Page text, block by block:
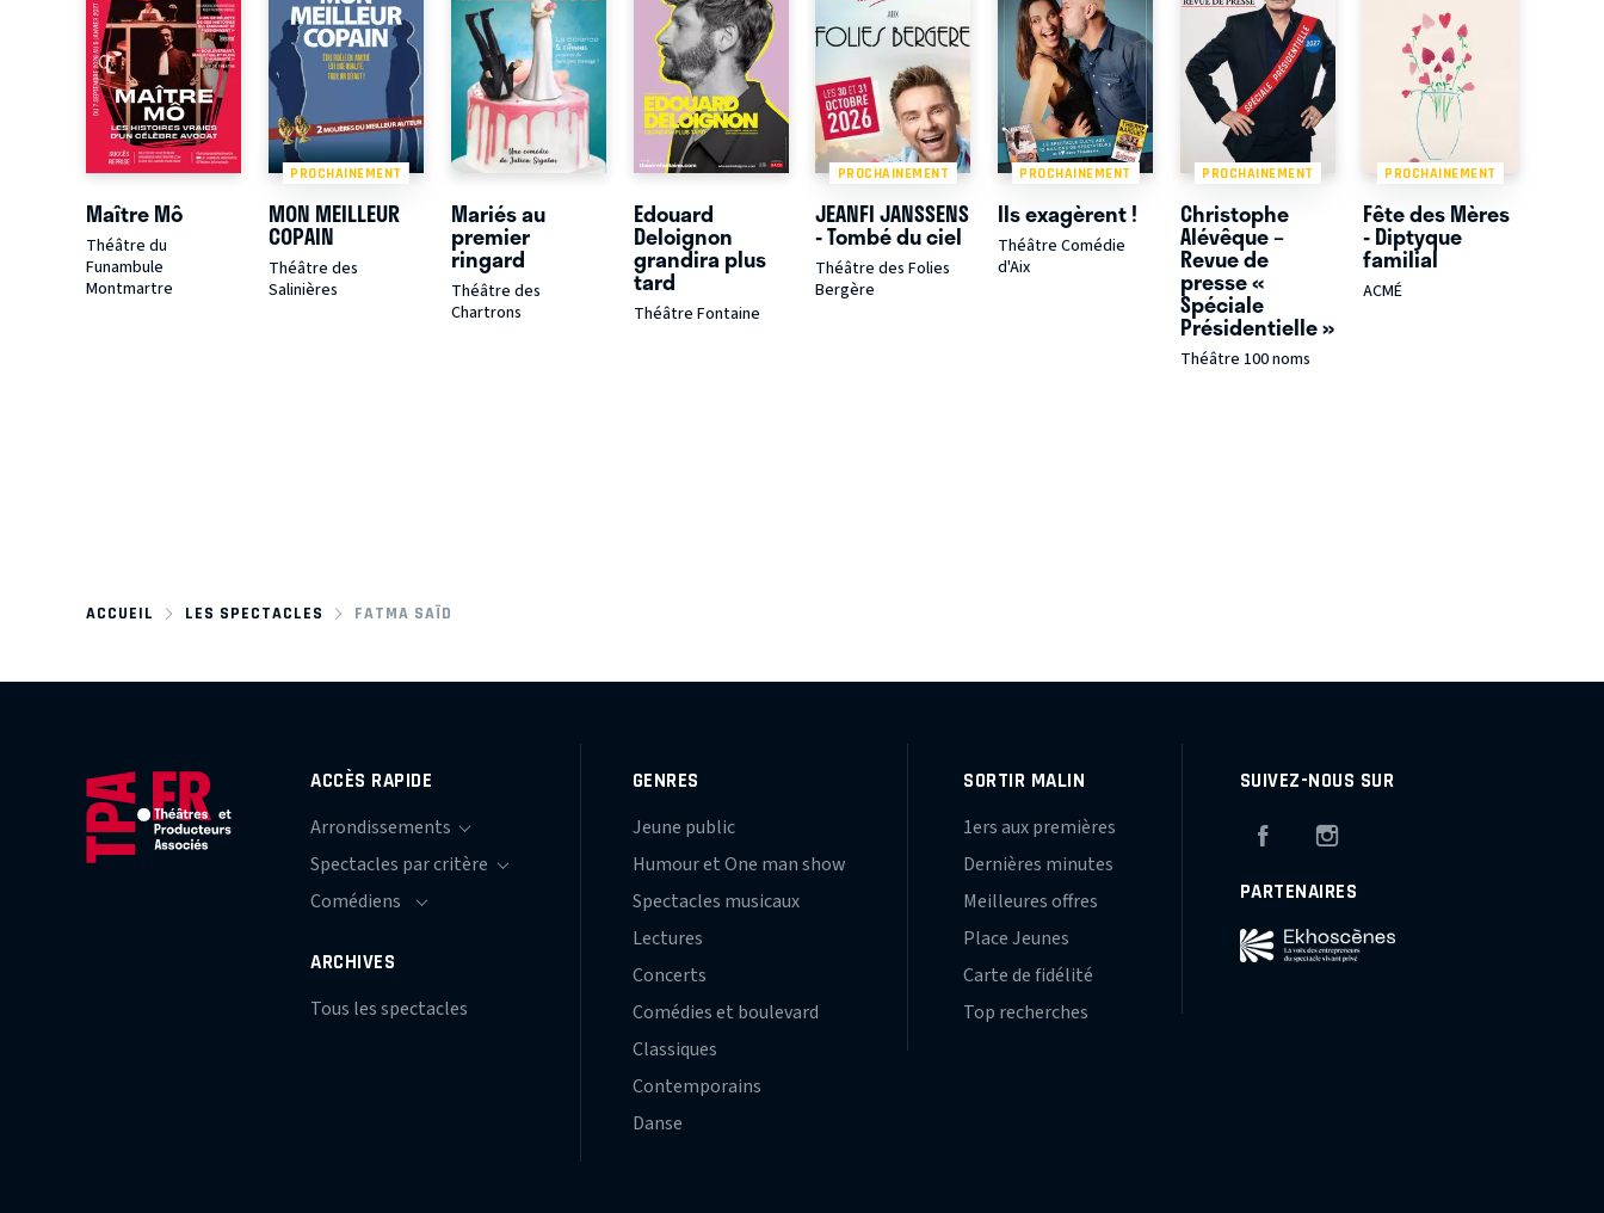
Maître Mô
Théâtre du
Funambule
Montmartre
PROCHAINEMENT
MON MEILLEUR
COPAIN
Théâtre des
Salinières
Mariés au
premier
ringard
Théâtre des
Chartrons
Edouard
Deloignon
grandira plus
tard
Théâtre Fontaine
PROCHAINEMENT
JEANFI JANSSENS
- Tombé du ciel
Théâtre des Folies
Bergère
PROCHAINEMENT
Ils exagèrent !
Théâtre Comédie
d'Aix
PROCHAINEMENT
Christophe
Alévêque –
Revue de
presse «
Spéciale
Présidentielle »
Théâtre 100 noms
PROCHAINEMENT
Fête des Mères
- Diptyque
familial
ACMÉ
ACCUEIL LES SPECTACLES FATMA SAÏD
ACCÈS RAPIDE
ARCHIVES
Tous les spectacles
GENRES
Jeune public
Humour et One man show
Spectacles musicaux
Lectures
Concerts
Comédies et boulevard
Classiques
Contemporains
Danse
SORTIR MALIN
1ers aux premières
Dernières minutes
Meilleures offres
Place Jeunes
Carte de fidélité
Top recherches
SUIVEZ-NOUS SUR
Facebook
PARTENAIRES